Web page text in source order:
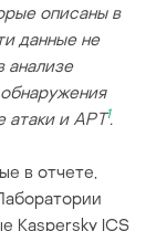
описаны в
данные не
анализе
атаки и APT1.
в отчете,
Kaspersky ICS